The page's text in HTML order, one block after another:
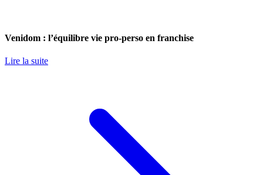
Venidom : l’équilibre vie pro-perso en franchise
Lire la suite